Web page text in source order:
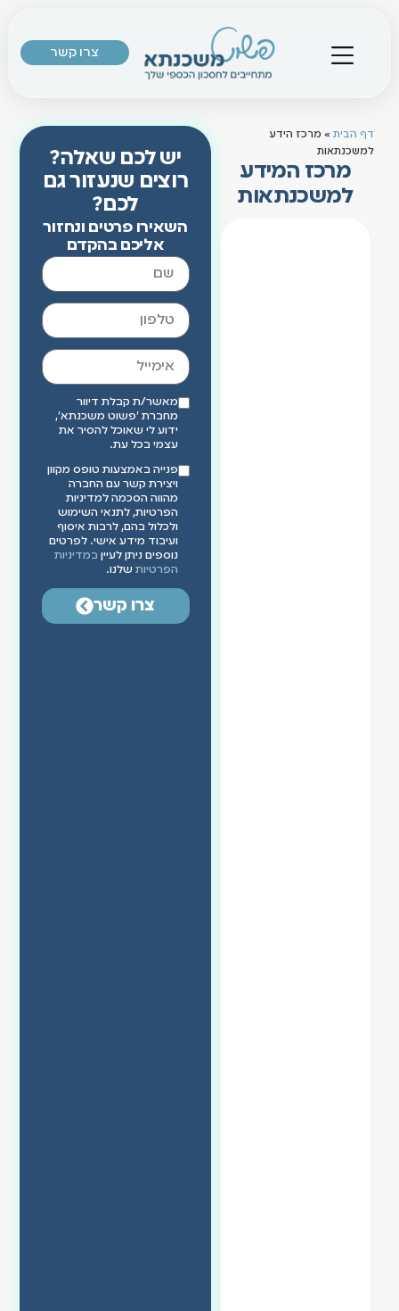
צרו קשר
דף הבית » מרכז הידע
למשכנתאות
מרכז המידע
למשכנתאות
יש לכם שאלה?
רוצים שנעזור גם
לכם?
השאירו פרטים ונחזור
אליכם בהקדם
מאשר/ת קבלת דיוור
מחברת ״פשוט משכנתא״,
ידוע לי שאוכל להסיר את
עצמי בכל עת.
פנייה באמצעות טופס מקוון
ויצירת קשר עם החברה
מהווה הסכמה למדיניות
הפרטיות, לתנאי השימוש
ולכלול בהם, לרבות איסוף
ועיבוד מידע אישי. לפרטים
נוספים ניתן לעיין במדיניות
הפרטיות שלנו.
צרו קשר